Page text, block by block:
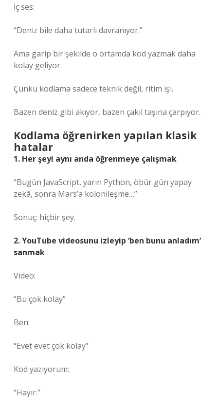
İç ses:
“Deniz bile daha tutarlı davranıyor.”
Ama garip bir şekilde o ortamda kod yazmak daha
kolay geliyor.
Çünkü kodlama sadece teknik değil, ritim işi.
Bazen deniz gibi akıyor, bazen çakıl taşına çarpıyor.
Kodlama öğrenirken yapılan klasik
hatalar
1. Her şeyi aynı anda öğrenmeye çalışmak
“Bugün JavaScript, yarın Python, öbür gün yapay
zekâ, sonra Mars’a kolonileşme…”
Sonuç: hiçbir şey.
2. YouTube videosunu izleyip ‘ben bunu anladım’
sanmak
Video:
“Bu çok kolay”
Ben:
“Evet evet çok kolay”
Kod yazıyorum:
“Hayır.”